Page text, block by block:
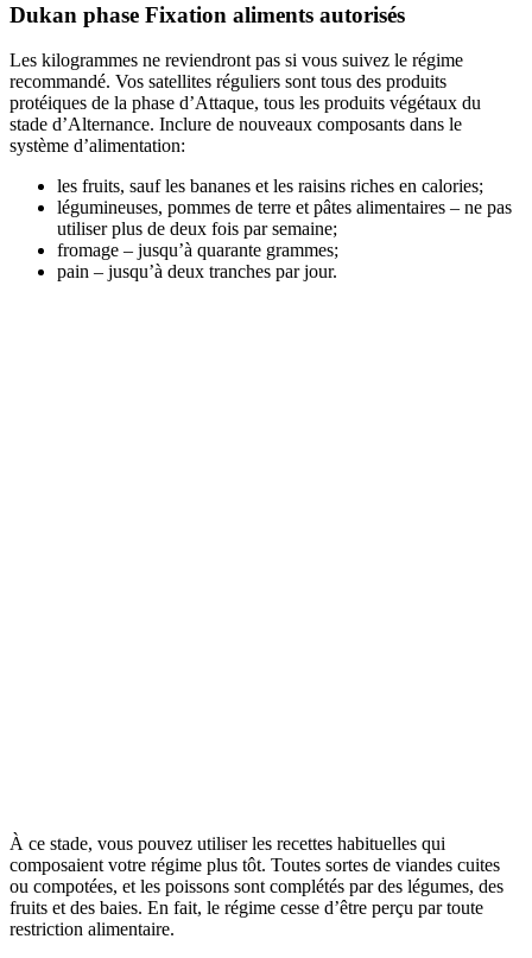
Dukan phase Fixation aliments autorisés
Les kilogrammes ne reviendront pas si vous suivez le régime
recommandé. Vos satellites réguliers sont tous des produits
protéiques de la phase d’Attaque, tous les produits végétaux du
stade d’Alternance. Inclure de nouveaux composants dans le
système d’alimentation:
les fruits, sauf les bananes et les raisins riches en calories;
légumineuses, pommes de terre et pâtes alimentaires – ne pas
utiliser plus de deux fois par semaine;
fromage – jusqu’à quarante grammes;
pain – jusqu’à deux tranches par jour.
À ce stade, vous pouvez utiliser les recettes habituelles qui
composaient votre régime plus tôt. Toutes sortes de viandes cuites
ou compotées, et les poissons sont complétés par des légumes, des
fruits et des baies. En fait, le régime cesse d’être perçu par toute
restriction alimentaire.